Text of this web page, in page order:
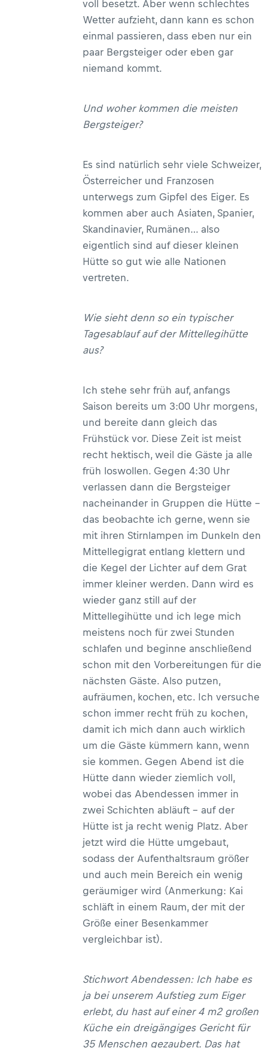
voll besetzt. Aber wenn schlechtes
Wetter aufzieht, dann kann es schon
einmal passieren, dass eben nur ein
paar Bergsteiger oder eben gar
niemand kommt.
Und woher kommen die meisten
Bergsteiger?
Es sind natürlich sehr viele Schweizer,
Österreicher und Franzosen
unterwegs zum Gipfel des Eiger. Es
kommen aber auch Asiaten, Spanier,
Skandinavier, Rumänen… also
eigentlich sind auf dieser kleinen
Hütte so gut wie alle Nationen
vertreten.
Wie sieht denn so ein typischer
Tagesablauf auf der Mittellegihütte
aus?
Ich stehe sehr früh auf, anfangs
Saison bereits um 3:00 Uhr morgens,
und bereite dann gleich das
Frühstück vor. Diese Zeit ist meist
recht hektisch, weil die Gäste ja alle
früh loswollen. Gegen 4:30 Uhr
verlassen dann die Bergsteiger
nacheinander in Gruppen die Hütte –
das beobachte ich gerne, wenn sie
mit ihren Stirnlampen im Dunkeln den
Mittellegigrat entlang klettern und
die Kegel der Lichter auf dem Grat
immer kleiner werden. Dann wird es
wieder ganz still auf der
Mittellegihütte und ich lege mich
meistens noch für zwei Stunden
schlafen und beginne anschließend
schon mit den Vorbereitungen für die
nächsten Gäste. Also putzen,
aufräumen, kochen, etc. Ich versuche
schon immer recht früh zu kochen,
damit ich mich dann auch wirklich
um die Gäste kümmern kann, wenn
sie kommen. Gegen Abend ist die
Hütte dann wieder ziemlich voll,
wobei das Abendessen immer in
zwei Schichten abläuft – auf der
Hütte ist ja recht wenig Platz. Aber
jetzt wird die Hütte umgebaut,
sodass der Aufenthaltsraum größer
und auch mein Bereich ein wenig
geräumiger wird (Anmerkung: Kai
schläft in einem Raum, der mit der
Größe einer Besenkammer
vergleichbar ist).
Stichwort Abendessen: Ich habe es
ja bei unserem Aufstieg zum Eiger
erlebt, du hast auf einer 4 m2 großen
Küche ein dreigängiges Gericht für
35 Menschen gezaubert. Das hat